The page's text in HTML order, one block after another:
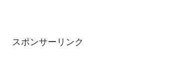
スポンサーリンク